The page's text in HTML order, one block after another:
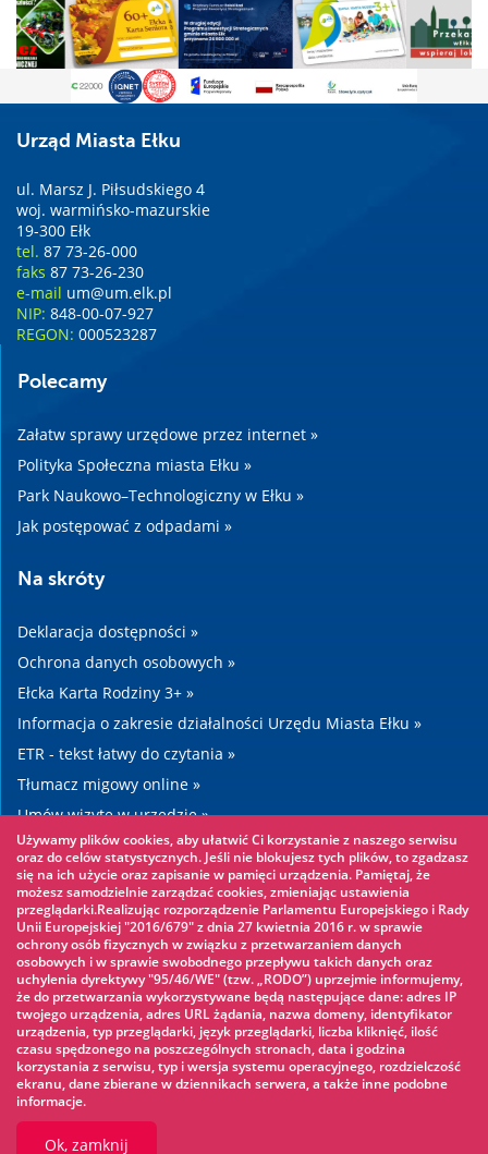
Urząd Miasta Ełku
ul. Marsz J. Piłsudskiego 4
woj. warmińsko-mazurskie
19-300 Ełk
tel. 87 73-26-000
faks 87 73-26-230
e-mail um@um.elk.pl
NIP: 848-00-07-927
REGON: 000523287
Polecamy
Załatw sprawy urzędowe przez internet »
Polityka Społeczna miasta Ełku »
Park Naukowo–Technologiczny w Ełku »
Jak postępować z odpadami »
Na skróty
Deklaracja dostępności »
Ochrona danych osobowych »
Ełcka Karta Rodziny 3+ »
Informacja o zakresie działalności Urzędu Miasta Ełku »
ETR - tekst łatwy do czytania »
Tłumacz migowy online »
Umów wizytę w urzędzie »
Drogi »
Warto zobaczyć
Park linowy »
Park Wodny »
Lodowisko »
KINOECK »
Muzeum »
Używamy plików cookies, aby ułatwić Ci korzystanie z naszego serwisu
oraz do celów statystycznych. Jeśli nie blokujesz tych plików, to zgadzasz
się na ich użycie oraz zapisanie w pamięci urządzenia. Pamiętaj, że
możesz samodzielnie zarządzać cookies, zmieniając ustawienia
przeglądarki.Realizując rozporządzenie Parlamentu Europejskiego i Rady
Unii Europejskiej "2016/679" z dnia 27 kwietnia 2016 r. w sprawie
ochrony osób fizycznych w związku z przetwarzaniem danych
osobowych i w sprawie swobodnego przepływu takich danych oraz
uchylenia dyrektywy "95/46/WE" (tzw. „RODO”) uprzejmie informujemy,
że do przetwarzania wykorzystywane będą następujące dane: adres IP
twojego urządzenia, adres URL żądania, nazwa domeny, identyfikator
urządzenia, typ przeglądarki, język przeglądarki, liczba kliknięć, ilość
czasu spędzonego na poszczególnych stronach, data i godzina
korzystania z serwisu, typ i wersja systemu operacyjnego, rozdzielczość
ekranu, dane zbierane w dziennikach serwera, a także inne podobne
informacje.
Ok, zamknij